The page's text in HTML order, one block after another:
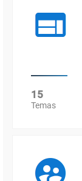
15
Temas